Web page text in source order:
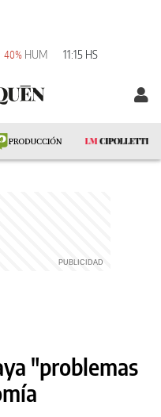
40% HUM 11:15 HS
"problemas